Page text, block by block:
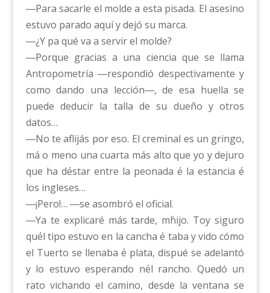
―Para sacarle el molde a esta pisada. El asesino
estuvo parado aquí y dejó su marca.
―¿Y pa qué va a servir el molde?
―Porque gracias a una ciencia que se llama
Antropometría ―respondió despectivamente y
como dando una lección―, de esa huella se
puede deducir la talla de su dueño y otros
datos…
―No te aflijás por eso. El creminal es un gringo,
má o meno una cuarta más alto que yo y dejuro
que ha d΄estar entre la peonada ΄e la estancia ΄e
los ingleses…
―¡Pero!… ―se asombró el oficial.
―Ya te explicaré más tarde, m΄hijo. Toy siguro
qu΄el tipo estuvo en la cancha ΄e taba y vido cómo
el Tuerto se llenaba ΄e plata, dispué se adelantó
y lo estuvo esperando n΄el rancho. Quedó un
rato vichando el camino, desde la ventana se